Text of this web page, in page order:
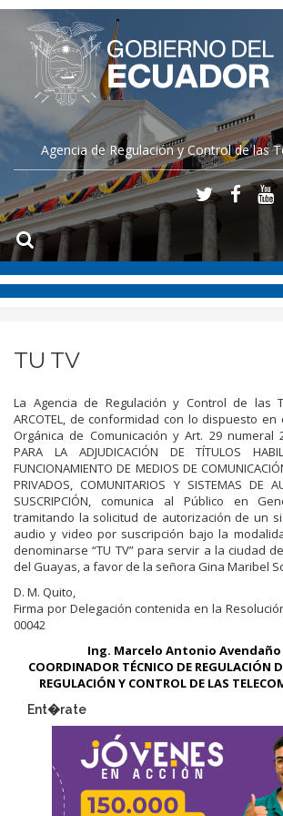
Agencia de Regulación y Control de las
TU TV
La Agencia de Regulación y Control de las
ARCOTEL, de conformidad con lo dispuesto
Orgánica de Comunicación y Art. 29 numeral
PARA LA ADJUDICACIÓN DE TÍTULOS
FUNCIONAMIENTO DE MEDIOS DE
PRIVADOS, COMUNITARIOS Y SISTEMAS DE
SUSCRIPCIÓN, comunica al Público en
tramitando la solicitud de autorización de un
audio y video por suscripción bajo la
denominarse “TU TV” para servir a la ciudad
del Guayas, a favor de la señora Gina Maribel
D. M. Quito,
Firma por Delegación contenida en la Resolución
00042
Ing. Marcelo Antonio Avendaño
COORDINADOR TÉCNICO DE REGULACIÓN
REGULACIÓN Y CONTROL DE LAS
Ent�rate